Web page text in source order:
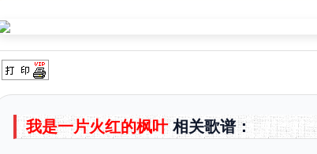
我是一片火红的枫叶相关歌谱：